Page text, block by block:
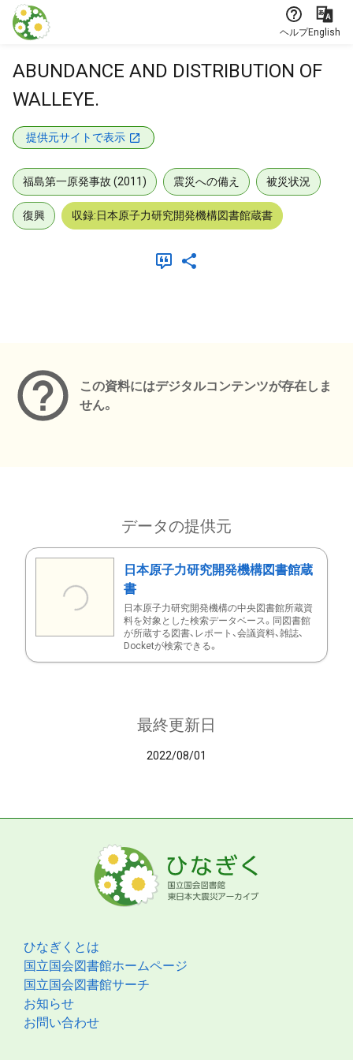
本文に飛ぶ
ヘルプEnglish
ABUNDANCE AND DISTRIBUTION OF
WALLEYE.
提供元サイトで表示
福島第一原発事故 (2011) 震災への備え 被災状況
復興 収録:日本原子力研究開発機構図書館蔵書
この資料にはデジタルコンテンツが存在しま
せん。
データの提供元
日本原子力研究開発機構図書館蔵
書
日本原子力研究開発機構の中央図書館所蔵資
料を対象とした検索データベース。同図書館
が所蔵する図書、レポート、会議資料、雑誌、
Docketが検索できる。
最終更新日
2022/08/01
ひなぎくとは
国立国会図書館ホームページ
国立国会図書館サーチ
お知らせ
お問い合わせ